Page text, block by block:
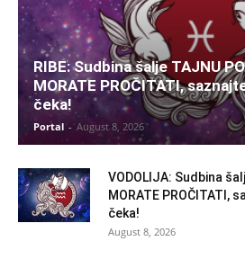
RIBE: Sudbina šalje TAJNU
MORATE PROČITATI,
čeka!
Portal - August 8, 2026
VODOLIJA: Sudbina
MORATE PROČITATI,
čeka!
August 8, 2026